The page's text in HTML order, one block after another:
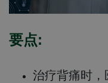
要点:
治疗背痛时，